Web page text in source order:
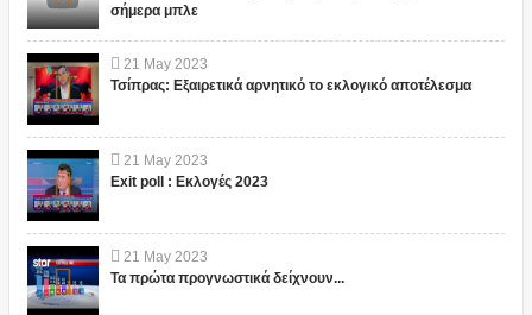
σήμερα μπλε
21 May 2023
Τσίπρας: Εξαιρετικά αρνητικό το εκλογικό αποτέλεσμα
21 May 2023
Exit poll : Εκλογές 2023
21 May 2023
Τα πρώτα προγνωστικά δείχνουν...